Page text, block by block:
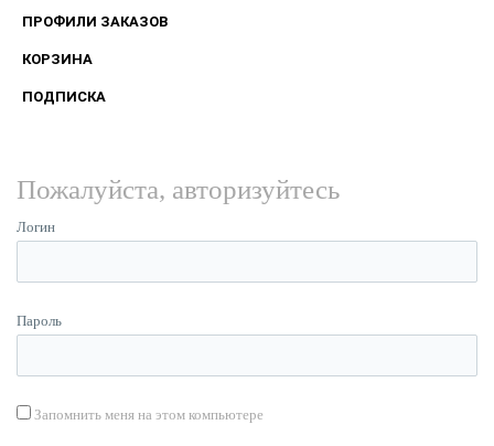
ПРОФИЛИ ЗАКАЗОВ
КОРЗИНА
ПОДПИСКА
Пожалуйста, авторизуйтесь
Логин
Пароль
Запомнить меня на этом компьютере